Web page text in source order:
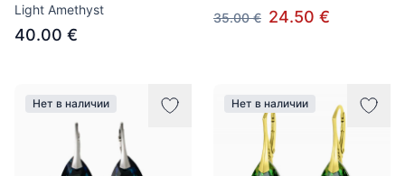
Light Amethyst
40.00 €
35.00 € 24.50 €
Нет в наличии Нет в наличии